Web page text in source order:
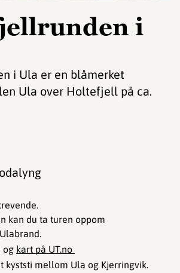
i
i Ula er en blåmerket
Ula over Holtefjell på ca.
kan du ta turen oppom
og kart på UT.no
kyststi mellom Ula og Kjerringvik.